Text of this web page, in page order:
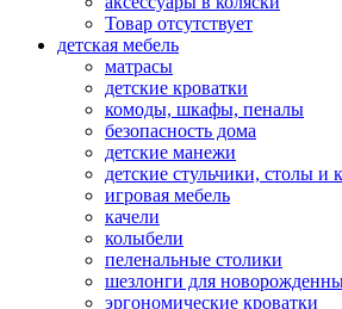
Товар отсутствует
детская мебель
матрасы
детские кроватки
комоды, шкафы, пеналы
безопасность дома
детские манежи
детские стульчики, столы и
игровая мебель
качели
колыбели
пеленальные столики
шезлонги для
эргономические кроватки